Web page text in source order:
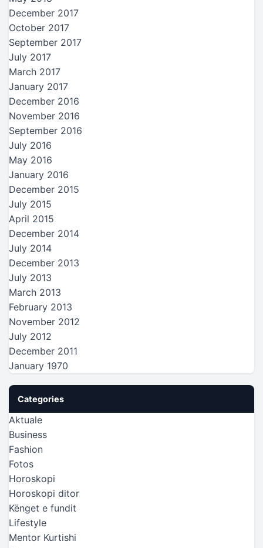
December 2017
October 2017
September 2017
July 2017
March 2017
January 2017
December 2016
November 2016
September 2016
July 2016
May 2016
January 2016
December 2015
July 2015
April 2015
December 2014
July 2014
December 2013
July 2013
March 2013
February 2013
November 2012
July 2012
December 2011
January 1970
Categories
Aktuale
Business
Fashion
Fotos
Horoskopi
Horoskopi ditor
Kënget e fundit
Lifestyle
Mentor Kurtishi